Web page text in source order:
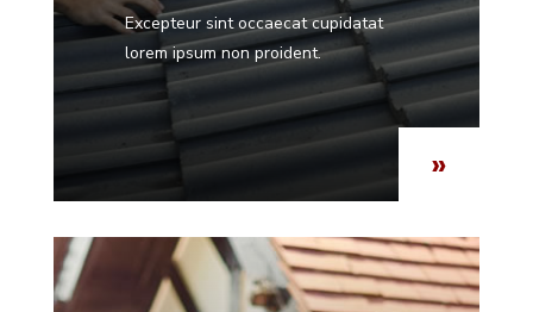
Excepteur sint occaecat cupidatat
lorem ipsum non proident.
»